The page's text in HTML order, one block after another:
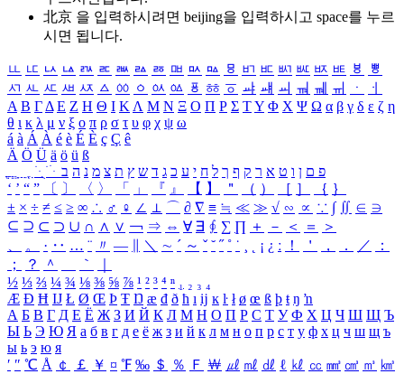
北京 을 입력하시려면 beijing을 입력하시고 space를 누르
시면 됩니다.
ㅥ ㅦ ㅧ ㅨ ㅩ ㅪ ㅫ ㅬ ㅭ ㅮ ㅯ ㅰ ㅱ ㅲ ㅳ ㅴ ㅵ ㅶ ㅷ ㅸ
ㅹ
ㅺ ㅻ ㅼ ㅽ ㅾ ㅿ ㆀ ㆁ ㆂ ㆃ ㆄ ㆅ ㆆ ㆇ ㆈ ㆉ ㆊ ㆋ ㆌ ㆍ
ㆎ
Α Β ΓΔ Ε Ζ Η Θ Ι ΚΛ Μ Ν Ξ Ο Π Ρ Σ ΤΥ Φ Χ Ψ Ω α β γ δ ε ζ η
θ ι κ λ μ ν ξ ο π ρ σ τ υ φ χ ψ ω
á à Á À é è É È ç Ç ê
Ä Ö Ü ä ö ü ß
ִֶֹ ֻּ ׁׂ פ ם ן ו ט א ר ק ף ך ל ח י ע כ ג ד ש ץ ת צ מ נ ה ב
‘ ’ “ ” 〔 〕 〈 〉 「 」 『 』 【 】 ＂ （ ） ［ ］ ｛ ｝
± × ÷ ≠ ≤ ≥ ∞ ∴ ♂ ♀ ∠ ⊥ ⌒ ∂ ∇ ≡ ≒ ≪ ≫ √ ∽ ∝ ∵ ∫ ∬ ∈ ∋
⊆ ⊇ ⊂ ⊃ ∪ ∩ ∧ ∨ ￢ ⇒ ⇔ ∀ ∃ ∮ ∑ ∏ ＋ － ＜ ＝
＞
、
。 · ‥ … ¨ 〃 ― ＼ ∼ ´ ～ ˇ ˘ ˝ ˚ ˙ ¸ ¡ ¿ ː ！ ＇ ， ． ／
：
；
？ ＾ ｀
½ ⅓ ⅔ ¼ ¾ ⅛ ⅜ ⅝ ⅞ ¹ ² ³ ⁴ ⁿ ₁ ₂ ₃ ₄
Æ Ð Ħ Ĳ Ł Ø Œ Þ Ŧ Ŋ æ đ ð ħ ı ĳ ĸ ŀ ł ø œ ß þ ŧ ŋ ŉ
А Б В Г Д Е Ё Ж З И Й К Л М Н О П Р С Т У Ф Х Ц Ч Ш Щ Ъ
Ы Ь Э Ю Я а б в г д е ё ж з и й к л м н о п р с т у ф х ц ч ш щ ъ
ы ь э ю я
′ ″ ℃ Å ￠ ￡ ￥ ¤ ℉ ‰ ＄ ％ Ｆ ￦ ㎕ ㎖ ㎗ ℓ ㎘ ㏄ ㎣ ㎤ ㎥ ㎦